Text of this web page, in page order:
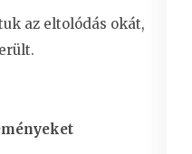
az eltolódás okát,